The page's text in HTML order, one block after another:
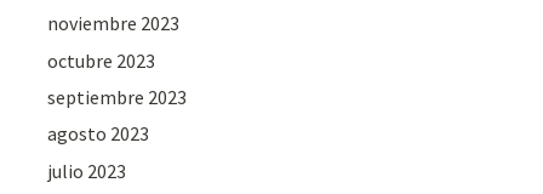
noviembre 2023
octubre 2023
septiembre 2023
agosto 2023
julio 2023